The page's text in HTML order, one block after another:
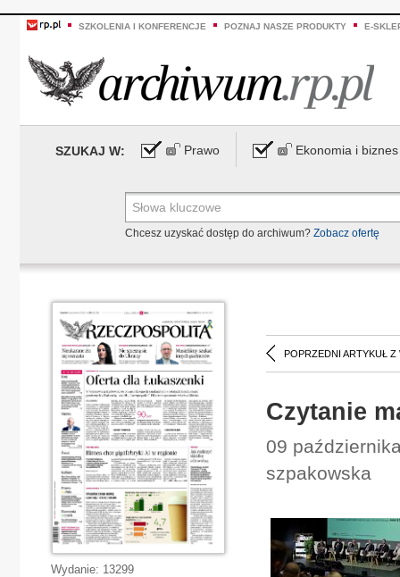
SZKOLENIA I KONFERENCJE POZNAJ NASZE PRODUKTY E-
SZUKAJ W: Prawo Ekonomia i biznes
Chcesz uzyskać dostęp do archiwum? Zobacz ofertę
POPRZEDNI ARTYKUŁ Z
Czytanie
09
szpakowska
Wydanie: 13299